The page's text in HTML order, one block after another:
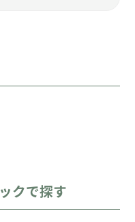
クで探す